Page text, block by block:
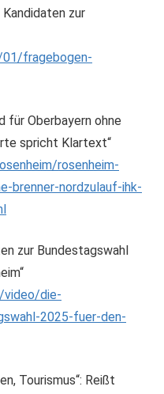
Kandidaten zur
fragebogen-
für Oberbayern ohne
spricht Klartext“
rosenheim-
brenner-nordzulauf-ihk-
zur Bundestagswahl
die-
2025-fuer-den-
Tourismus“: Reißt